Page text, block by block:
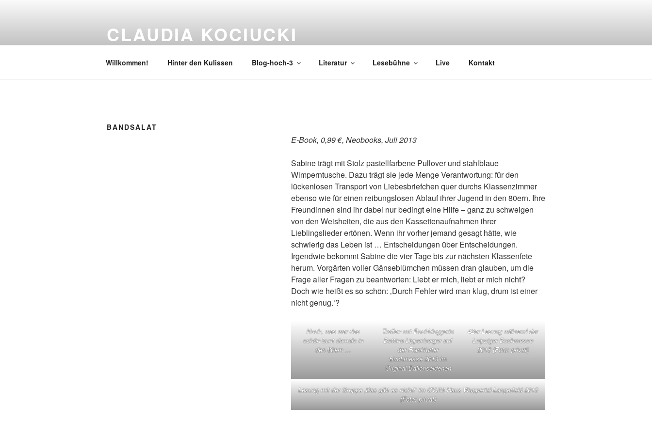
CLAUDIA KOCIUCKI
Willkommen! Hinter den Kulissen Blog-hoch-3 Literatur Lesebühne Live Kontakt
BANDSALAT
E-Book, 0,99 €, Neobooks, Juli 2013
Sabine trägt mit Stolz pastellfarbene Pullover und stahlblaue
Wimperntusche. Dazu trägt sie jede Menge Verantwortung: für den
lückenlosen Transport von Liebesbriefchen quer durchs Klassenzimmer
ebenso wie für einen reibungslosen Ablauf ihrer Jugend in den 80ern. Ihre
Freundinnen sind ihr dabei nur bedingt eine Hilfe – ganz zu schweigen
von den Weisheiten, die aus den Kassettenaufnahmen ihrer
Lieblingslieder ertönen. Wenn ihr vorher jemand gesagt hätte, wie
schwierig das Leben ist … Entscheidungen über Entscheidungen.
Irgendwie bekommt Sabine die vier Tage bis zur nächsten Klassenfete
herum. Vorgärten voller Gänseblümchen müssen dran glauben, um die
Frage aller Fragen zu beantworten: Liebt er mich, liebt er mich nicht?
Doch wie heißt es so schön: ‚Durch Fehler wird man klug, drum ist einer
nicht genug.‘?
Hach, was war das
schön bunt damals in
den 80ern …
Treffen mit Buchbloggerin
Bettina Lippenberger auf
der Frankfurter
Buchmesse 2013 im
Original Ballonseidenen
42er Lesung während der
Leipziger Buchmesse
2015 (Foto: privat)
Lesung mit der Gruppe ‚Das gibt es nicht!‘ im CVJM-Haus Wuppertal-Langerfeld 2015
(Foto: privat)